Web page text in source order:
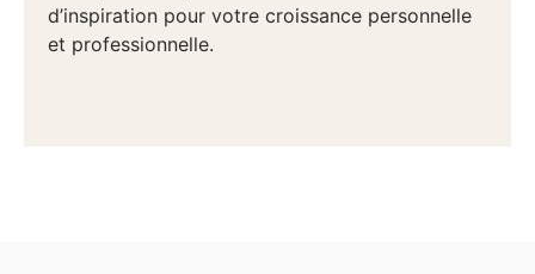
d’inspiration pour votre croissance personnelle
et professionnelle.